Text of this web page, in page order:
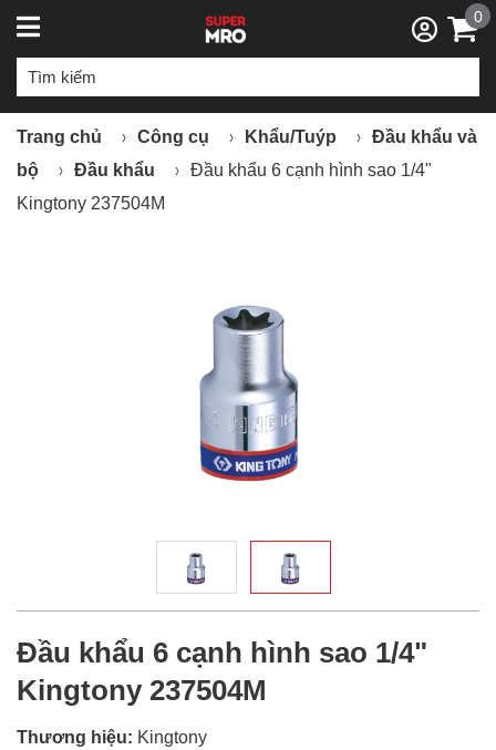
0
Trang chủ Công cụ Khẩu/Tuýp
Đầu khẩu và
bộ
Đầu khẩu
Đầu khẩu 6 cạnh hình sao 1/4"
Kingtony 237504M
Đầu khẩu 6 cạnh hình sao 1/4"
Kingtony 237504M
Thương hiệu: Kingtony